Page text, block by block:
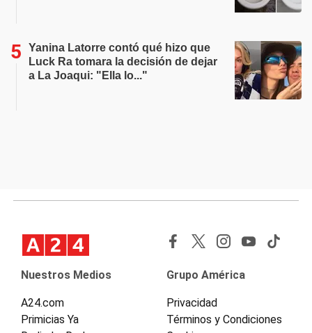
Yanina Latorre contó qué hizo que
Luck Ra tomara la decisión de dejar
a La Joaqui: "Ella lo..."
Nuestros Medios
A24.com
Primicias Ya
Grupo América
Privacidad
Términos y Condiciones